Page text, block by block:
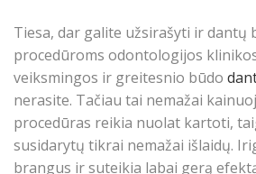
Tiesa, dar galite užsirašyti ir dantų
procedūroms odontologijos
veiksmingos ir greitesnio būdo
nerasite. Tačiau tai nemažai
procedūras reikia nuolat kartoti,
susidarytų tikrai nemažai išlaidų.
brangus ir suteikia labai gerą